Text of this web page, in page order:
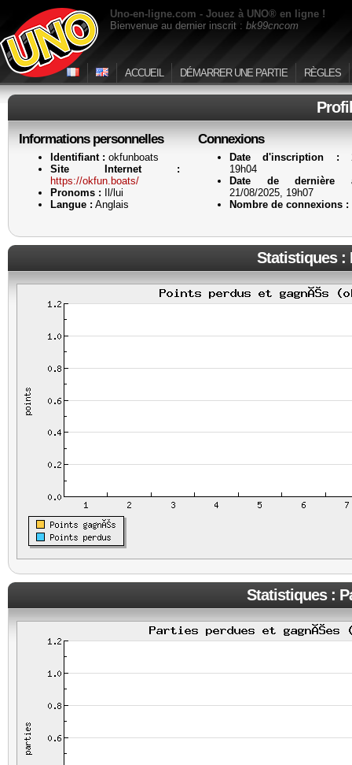
Uno-en-ligne.com - Jouez à UNO® en ligne !
Bienvenue au dernier inscrit : bk99cncom
ACCUEIL DÉMARRER UNE PARTIE RÈGLES
Informations personnelles
Identifiant : okfunboats
Site Internet :
https://okfun.boats/
Pronoms : Il/lui
Langue : Anglais
Connexions
Date d'inscription :
19h04
Date de dernière
21/08/2025, 19h07
Nombre de connexions :
Statistiques :
Statistiques :